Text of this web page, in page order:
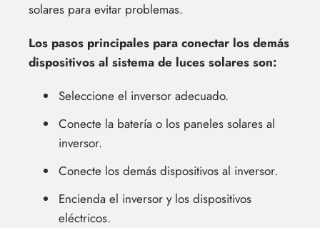
solares para evitar problemas.
Los pasos principales para conectar los demás
dispositivos al sistema de luces solares son:
Seleccione el inversor adecuado.
Conecte la batería o los paneles solares al
inversor.
Conecte los demás dispositivos al inversor.
Encienda el inversor y los dispositivos
eléctricos.